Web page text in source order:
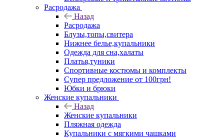
Расродажа
Назад
Расродажа
Блузы,топы,свитера
Нижнее белье,купальники
Одежда для сна,халаты
Платья,туники
Спортивные костюмы и комплекты
Супер предложение от 100грн!
Юбки и брюки
Женские купальники
Назад
Женские купальники
Пляжная одежда
Купальники с мягкими чашками